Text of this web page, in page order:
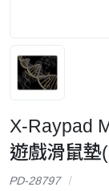
X-Raypad
遊戲滑鼠墊
PD-28797